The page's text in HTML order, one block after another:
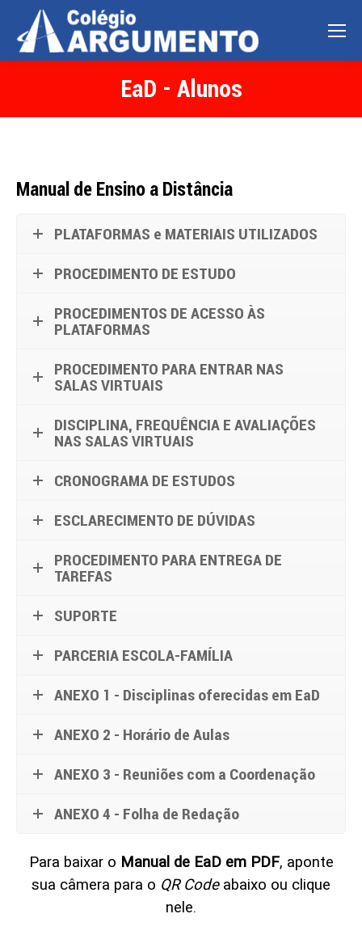
EaD - Alunos
Manual de Ensino a Distância
PLATAFORMAS e MATERIAIS UTILIZADOS
PROCEDIMENTO DE ESTUDO
PROCEDIMENTOS DE ACESSO ÀS
PLATAFORMAS
PROCEDIMENTO PARA ENTRAR NAS
SALAS VIRTUAIS
DISCIPLINA, FREQUÊNCIA E AVALIAÇÕES
NAS SALAS VIRTUAIS
CRONOGRAMA DE ESTUDOS
ESCLARECIMENTO DE DÚVIDAS
PROCEDIMENTO PARA ENTREGA DE
TAREFAS
SUPORTE
PARCERIA ESCOLA-FAMÍLIA
ANEXO 1 - Disciplinas oferecidas em EaD
ANEXO 2 - Horário de Aulas
ANEXO 3 - Reuniões com a Coordenação
ANEXO 4 - Folha de Redação
Para baixar o Manual de EaD em PDF, aponte
sua câmera para o QR Codeabaixo ou clique
nele.